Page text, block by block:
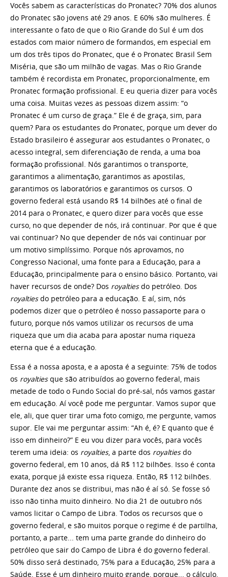
Vocês sabem as características do Pronatec? 70% dos alunos
do Pronatec são jovens até 29 anos. E 60% são mulheres. É
interessante o fato de que o Rio Grande do Sul é um dos
estados com maior número de formandos, em especial em
um dos três tipos do Pronatec, que é o Pronatec Brasil Sem
Miséria, que são um milhão de vagas. Mas o Rio Grande
também é recordista em Pronatec, proporcionalmente, em
Pronatec formação profissional. E eu queria dizer para vocês
uma coisa. Muitas vezes as pessoas dizem assim: “o
Pronatec é um curso de graça.” Ele é de graça, sim, para
quem? Para os estudantes do Pronatec, porque um dever do
Estado brasileiro é assegurar aos estudantes o Pronatec, o
acesso integral, sem diferenciação de renda, a uma boa
formação profissional. Nós garantimos o transporte,
garantimos a alimentação, garantimos as apostilas,
garantimos os laboratórios e garantimos os cursos. O
governo federal está usando R$ 14 bilhões até o final de
2014 para o Pronatec, e quero dizer para vocês que esse
curso, no que depender de nós, irá continuar. Por que é que
vai continuar? No que depender de nós vai continuar por
um motivo simplíssimo. Porque nós aprovamos, no
Congresso Nacional, uma fonte para a Educação, para a
Educação, principalmente para o ensino básico. Portanto, vai
haver recursos de onde? Dos royaltiesdo petróleo. Dos
royaltiesdo petróleo para a educação. E aí, sim, nós
podemos dizer que o petróleo é nosso passaporte para o
futuro, porque nós vamos utilizar os recursos de uma
riqueza que um dia acaba para apostar numa riqueza
eterna que é a educação.
Essa é a nossa aposta, e a aposta é a seguinte: 75% de todos
os royaltiesque são atribuídos ao governo federal, mais
metade de todo o Fundo Social do pré-sal, nós vamos gastar
em educação. Aí você pode me perguntar. Vamos supor que
ele, ali, que quer tirar uma foto comigo, me pergunte, vamos
supor. Ele vai me perguntar assim: “Ah é, é? E quanto que é
isso em dinheiro?” E eu vou dizer para vocês, para vocês
terem uma ideia: os royalties, a parte dos royaltiesdo
governo federal, em 10 anos, dá R$ 112 bilhões. Isso é conta
exata, porque já existe essa riqueza. Então, R$ 112 bilhões.
Durante dez anos se distribui, mas não é aí só. Se fosse só
isso não tinha muito dinheiro. No dia 21 de outubro nós
vamos licitar o Campo de Libra. Todos os recursos que o
governo federal, e são muitos porque o regime é de partilha,
portanto, a parte... tem uma parte grande do dinheiro do
petróleo que sair do Campo de Libra é do governo federal.
50% disso será destinado, 75% para a Educação, 25% para a
Saúde. Esse é um dinheiro muito grande, porque... o cálculo,